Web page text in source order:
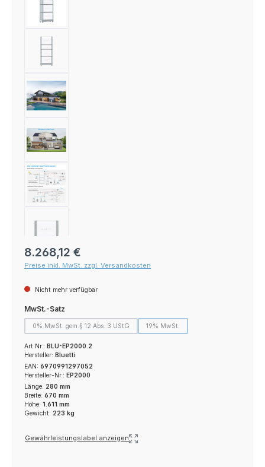
Regulärer Preis:
8.268,12 €
Preise inkl. MwSt. zzgl. Versandkosten
Nicht mehr verfügbar
MwSt.-Satz
0% MwSt. gem.§ 12 Abs. 3 UStG
(Diese Option ist zurzeit nicht verfügbar.)
19% MwSt.
Art.Nr.: BLU-EP2000.2
Hersteller: Bluetti
EAN: 6970991297052
Hersteller-Nr.: EP2000
Länge: 280 mm
Breite: 670 mm
Höhe: 1.611 mm
Gewicht: 223 kg
Gewährleistungslabel anzeigen